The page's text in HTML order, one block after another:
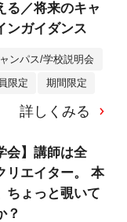
る／将来のキャ
ンガイダンス
ンパス/学校説明会
限定 期間限定
詳しくみる
会】講師は全
リエイター。 本
ちょっと覗いて
？